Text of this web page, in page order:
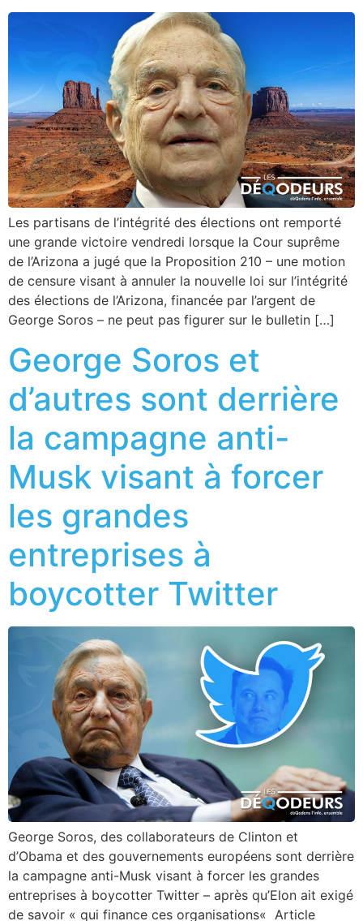
Les partisans de l’intégrité des élections ont remporté
une grande victoire vendredi lorsque la Cour suprême
de l’Arizona a jugé que la Proposition 210 – une motion
de censure visant à annuler la nouvelle loi sur l’intégrité
des élections de l’Arizona, financée par l’argent de
George Soros – ne peut pas figurer sur le bulletin […]
George Soros et
d’autres sont derrière
la campagne anti-
Musk visant à forcer
les grandes
entreprises à
boycotter Twitter
George Soros, des collaborateurs de Clinton et
d’Obama et des gouvernements européens sont derrière
la campagne anti-Musk visant à forcer les grandes
entreprises à boycotter Twitter – après qu’Elon ait exigé
de savoir « qui finance ces organisations« Article